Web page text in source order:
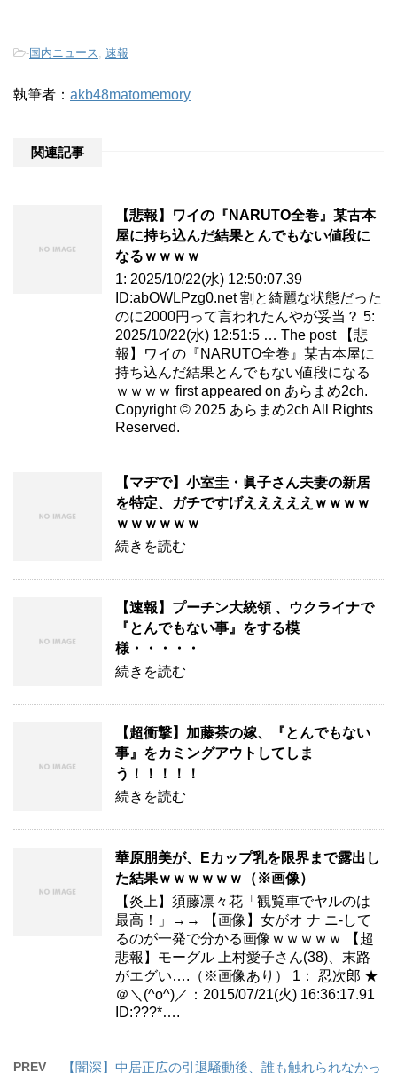
-国内ニュース, 速報
執筆者： akb48matomemory
関連記事
【悲報】ワイの『NARUTO全巻』某古本
屋に持ち込んだ結果とんでもない値段に
なるｗｗｗｗ
1: 2025/10/22(水) 12:50:07.39
ID:abOWLPzg0.net 割と綺麗な状態だった
のに2000円って言われたんやが妥当？ 5:
2025/10/22(水) 12:51:5 … The post 【悲
報】ワイの『NARUTO全巻』某古本屋に
持ち込んだ結果とんでもない値段になる
ｗｗｗｗ first appeared on あらまめ2ch.
Copyright © 2025 あらまめ2ch All Rights
Reserved.
【マヂで】小室圭・眞子さん夫妻の新居
を特定、ガチですげえええええｗｗｗｗ
ｗｗｗｗｗｗ
続きを読む
【速報】プーチン大統領 、ウクライナで
『とんでもない事』をする模
様・・・・・
続きを読む
【超衝撃】加藤茶の嫁、『とんでもない
事』をカミングアウトしてしま
う！！！！！
続きを読む
華原朋美が、Eカップ乳を限界まで露出し
た結果ｗｗｗｗｗｗ（※画像）
【炎上】須藤凛々花「観覧車でヤルのは
最高！」→→ 【画像】女がオ ナ ニ-して
るのが一発で分かる画像ｗｗｗｗｗ 【超
悲報】モーグル 上村愛子さん(38)、末路
がエグい….（※画像あり） 1： 忍次郎 ★
＠＼(^o^)／：2015/07/21(火) 16:36:17.91
ID:???*….
PREV 【闇深】中居正広の引退騒動後、誰も触れられなかっ